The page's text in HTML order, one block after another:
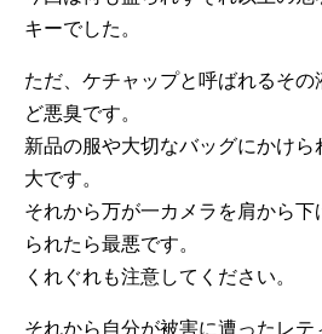
キーでした。
ただ、ケチャップと呼ばれるそ
ど悪臭です。
新品の服や大切なバッグにかけ
大です。
それから万が一カメラを肩から
られたら最悪です。
くれぐれも注意してください。
それから自分が被害に遭ったレテ